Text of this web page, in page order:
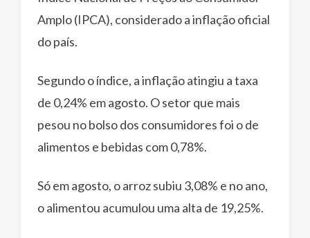
Amplo (IPCA), considerado a inflação oficial
do país.
Segundo o índice, a inflação atingiu a taxa
de 0,24% em agosto. O setor que mais
pesou no bolso dos consumidores foi o de
alimentos e bebidas com 0,78%.
Só em agosto, o arroz subiu 3,08% e no ano,
o alimentou acumulou uma alta de 19,25%.